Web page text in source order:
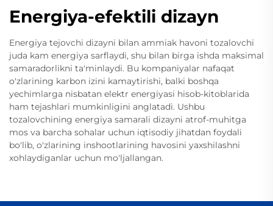
Energiya-efektili dizayn
Energiya tejovchi dizayni bilan ammiak havoni tozalovchi
juda kam energiya sarflaydi, shu bilan birga ishda maksimal
samaradorlikni ta'minlaydi. Bu kompaniyalar nafaqat
o'zlarining karbon izini kamaytirishi, balki boshqa
yechimlarga nisbatan elektr energiyasi hisob-kitoblarida
ham tejashlari mumkinligini anglatadi. Ushbu
tozalovchining energiya samarali dizayni atrof-muhitga
mos va barcha sohalar uchun iqtisodiy jihatdan foydali
bo'lib, o'zlarining inshootlarining havosini yaxshilashni
xohlaydiganlar uchun mo'ljallangan.